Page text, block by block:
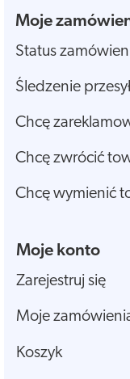
Moje
Status
Śledzenie
Chcę
Chcę zwrócić
Chcę wymienić
Moje konto
Zarejestruj się
Moje
Koszyk